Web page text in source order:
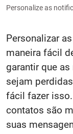
Personalize as
Personalizar
maneira fácil
garantir que
sejam
fácil fazer
contatos são
suas